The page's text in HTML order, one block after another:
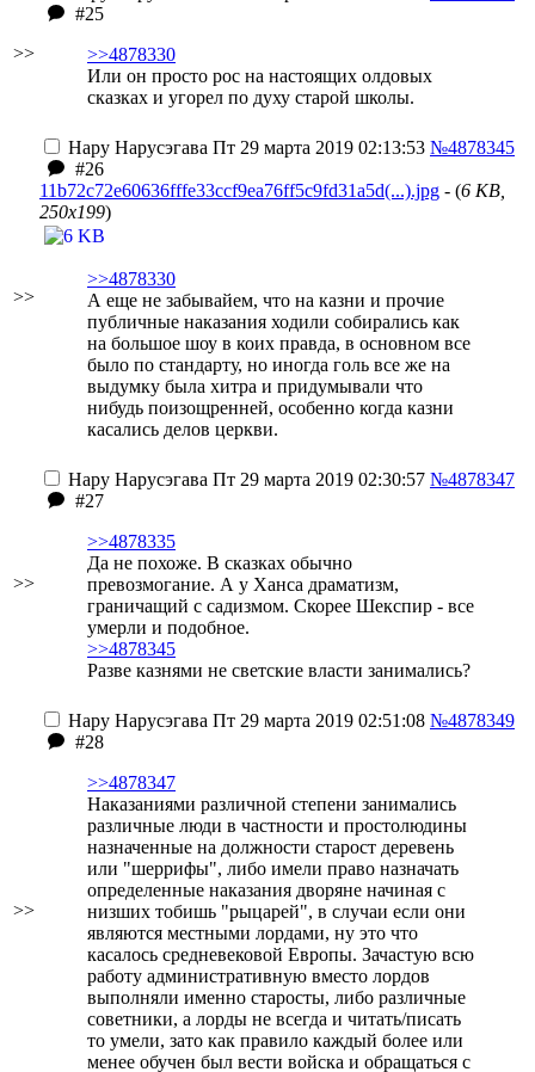
>>
#25
>>4878330
Или он просто рос на настоящих олдовых
сказках и угорел по духу старой школы.
>>
Нару Нарусэгава Пт 29 марта 2019 02:13:53 №4878345
#26
11b72c72e60636fffe33ccf9ea76ff5c9fd31a5d(...).jpg - (6 KB,
250x199)
>>4878330
А еще не забывайем, что на казни и прочие
публичные наказания ходили собирались как
на большое шоу в коих правда, в основном все
было по стандарту, но иногда голь все же на
выдумку была хитра и придумывали что
нибудь поизощренней, особенно когда казни
касались делов церкви.
>>
Нару Нарусэгава Пт 29 марта 2019 02:30:57 №4878347
#27
>>4878335
Да не похоже. В сказках обычно
превозмогание. А у Ханса драматизм,
граничащий с садизмом. Скорее Шекспир - все
умерли и подобное.
>>4878345
Разве казнями не светские власти занимались?
>>
Нару Нарусэгава Пт 29 марта 2019 02:51:08 №4878349
#28
>>4878347
Наказаниями различной степени занимались
различные люди в частности и простолюдины
назначенные на должности старост деревень
или "шеррифы", либо имели право назначать
определенные наказания дворяне начиная с
низших тобишь "рыцарей", в случаи если они
являются местными лордами, ну это что
касалось средневековой Европы. Зачастую всю
работу административную вместо лордов
выполняли именно старосты, либо различные
советники, а лорды не всегда и читать/писать
то умели, зато как правило каждый более или
менее обучен был вести войска и обращаться с